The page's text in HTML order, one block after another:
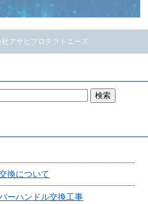
社アサヒプロテクトニーズ
換について
ーハンドル交換工事